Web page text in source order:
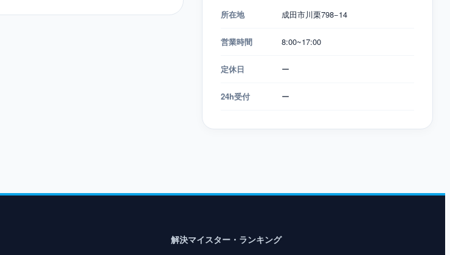
所在地 成田市川栗798−14
営業時間 8:00~17:00
定休日 ー
24h受付 ー
解決マイスター・ランキング